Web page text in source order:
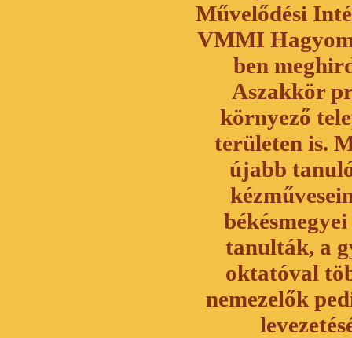
Művelődési
VMMI
ben
Aszakkör
környező
területen is.
újabb
tanulták, a
oktatóval
nemezelők